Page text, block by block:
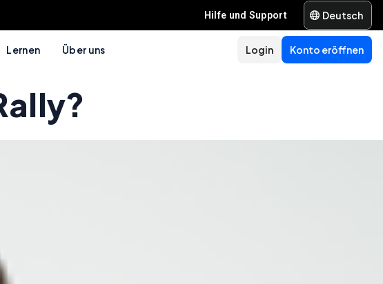
Hilfe und Support Deutsch
Lernen Über uns Konto eröffnen
Login